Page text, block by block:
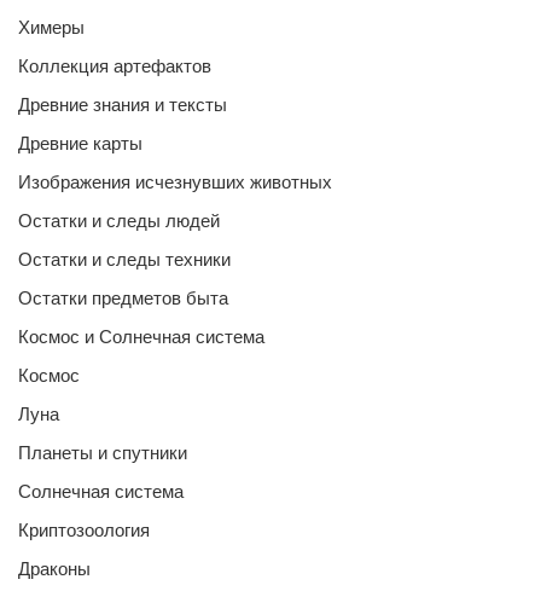
Химеры
Коллекция артефактов
Древние знания и тексты
Древние карты
Изображения исчезнувших животных
Остатки и следы людей
Остатки и следы техники
Остатки предметов быта
Космос и Солнечная система
Космос
Луна
Планеты и спутники
Солнечная система
Криптозоология
Драконы